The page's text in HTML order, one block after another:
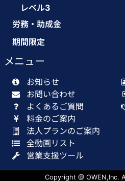
レベル3
労務・助成金
期間限定
メニュー
お知らせ
お問い合わせ
よくあるご質問
料金のご案内
法人プランのご案内
全動画リスト
営業支援ツール
Copyright @ OWEN,Inc.